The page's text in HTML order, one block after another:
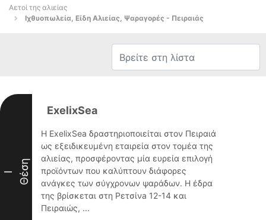
Αετοί της αλιείας
Ιχθυοπωλεία, Είδη Αλιείας, Ψαραγορές - Πειραιάς
I Θέση
ExelixSea
Η ExelixSea δραστηριοποιείται στον Πειραιά
ως εξειδικευμένη εταιρεία στον τομέα της
αλιείας, προσφέροντας μία ευρεία επιλογή
προϊόντων που καλύπτουν διάφορες
ανάγκες των σύγχρονων ψαράδων. Η έδρα
της βρίσκεται στη Ρετσίνa 12-14 και
Πειραιώς, ...